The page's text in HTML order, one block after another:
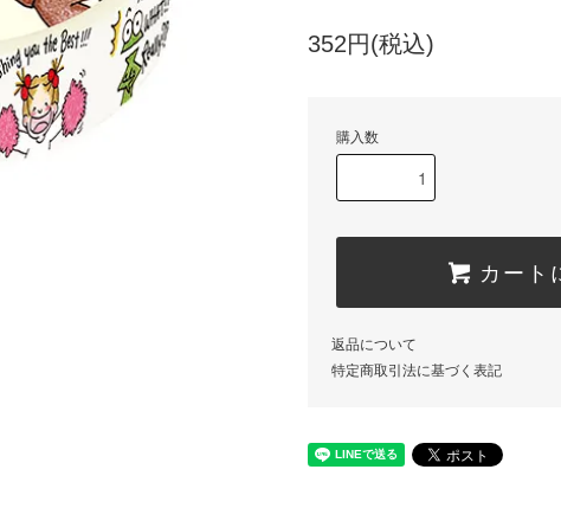
352円(税込)
購入数
カート
返品について
特定商取引法に基づく表記